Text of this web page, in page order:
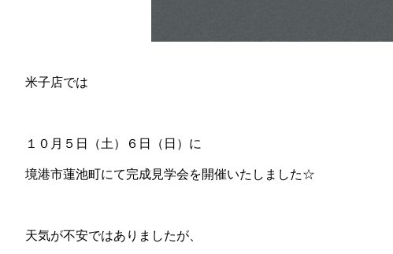
米子店では
１０月５日（土）６日（日）に
境港市蓮池町にて完成見学会を開催いたしました☆
天気が不安ではありましたが、